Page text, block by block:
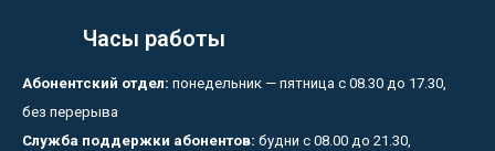
Часы работы
Абонентский отдел: понедельник — пятница с 08.30 до 17.30,
без перерыва
Служба поддержки абонентов: будни с 08.00 до 21.30,